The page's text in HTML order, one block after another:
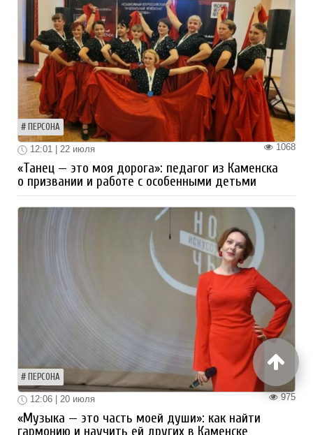
ПЕРСОНА
1068
12:01 | 22 июля
«Танец — это моя дорога»: педагог из Каменска
о призвании и работе с особенными детьми
ПЕРСОНА
975
12:06 | 20 июля
«Музыка — это часть моей души»: как найти
гармонию и научить ей других в Каменске